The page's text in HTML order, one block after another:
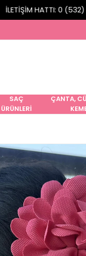
İLETİŞİM HATTI: 0 (532)
SAÇ
ÜRÜNLERİ
ÇANTA,